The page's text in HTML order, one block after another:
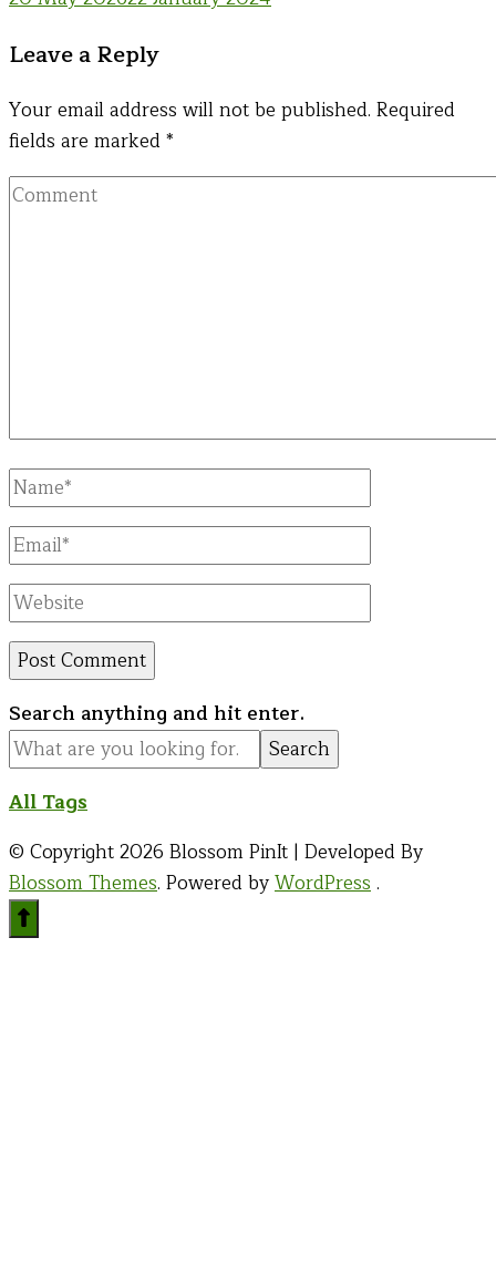
Leave a Reply
Your email address will not be published. Required
fields are marked *
Comment
Full
Name
Email
Website
Looking
for
Something?
Search anything and hit enter.
All Tags
© Copyright 2026 Blossom PinIt | Developed By
Blossom Themes. Powered byWordPress.